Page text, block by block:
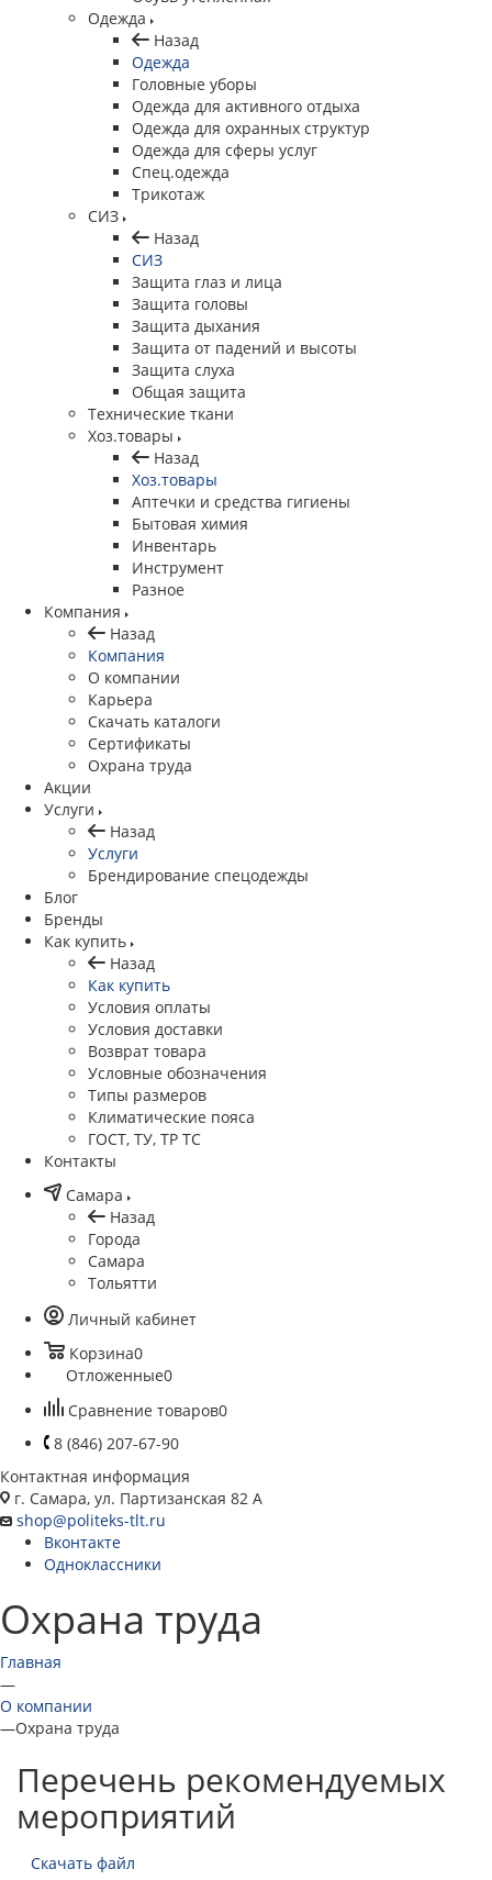
Одежда
Назад
Одежда
Головные уборы
Одежда для активного отдыха
Одежда для охранных структур
Одежда для сферы услуг
Спец.одежда
Трикотаж
СИЗ
Назад
СИЗ
Защита глаз и лица
Защита головы
Защита дыхания
Защита от падений и высоты
Защита слуха
Общая защита
Технические ткани
Хоз.товары
Назад
Хоз.товары
Аптечки и средства гигиены
Бытовая химия
Инвентарь
Инструмент
Разное
Компания
Назад
Компания
О компании
Карьера
Cкачать каталоги
Сертификаты
Охрана труда
Акции
Услуги
Назад
Услуги
Брендирование спецодежды
Блог
Бренды
Как купить
Назад
Как купить
Условия оплаты
Условия доставки
Возврат товара
Условные обозначения
Типы размеров
Климатические пояса
ГОСТ, ТУ, ТР ТС
Контакты
Самара
Назад
Города
Самара
Тольятти
Личный кабинет
Корзина0
Отложенные0
Сравнение товаров0
8 (846) 207-67-90
Контактная информация
г. Самара, ул. Партизанская 82 А
shop@politeks-tlt.ru
Вконтакте
Одноклассники
Охрана труда
Главная
—
О компании
—Охрана труда
Перечень рекомендуемых
мероприятий
Скачать файл